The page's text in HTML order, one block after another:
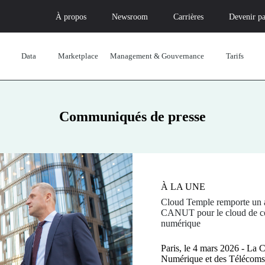
À propos Newsroom Carrières Devenir
Data Marketplace Management & Gouvernance Tarifs
Communiqués de presse
À LA UNE
Cloud Temple remporte un
CANUT pour le cloud de
numérique
Paris, le 4 mars 2026 - La
Numérique et des
À LA UNE
SFR Business s’associe à
déploiement d’un cloud
opérateur télécoms pour les
son positionnement sur le
À LA UNE
Souveraineté numérique :
acteur européen certifié
premier fournisseur de
marquant...